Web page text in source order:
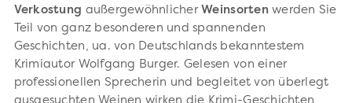
Verkostung außergewöhnlicher Weinsortenwerden Sie
Teil von ganz besonderen und spannenden
Geschichten, ua. von Deutschlands bekanntestem
Krimiautor Wolfgang Burger. Gelesen von einer
professionellen Sprecherin und begleitet von überlegt